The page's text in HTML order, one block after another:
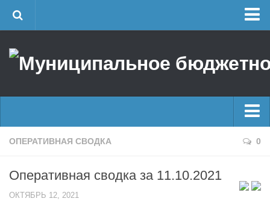
Об учреждении
Районные УГЗ
Поисково-спасательный отряд г. Уфы
Центр размещения пострадавших
Главные новости
Оперативная сводка
ОПЕРАТИВНАЯ СВОДКА 0
Оперативная сводка за 11.10.2021
ОКТЯБРЬ 12, 2021